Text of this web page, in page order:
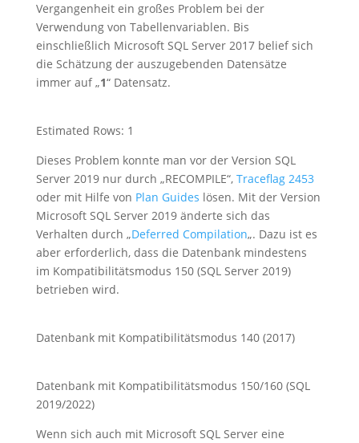
Vergangenheit ein großes Problem bei der
Verwendung von Tabellenvariablen. Bis
einschließlich Microsoft SQL Server 2017 belief sich
die Schätzung der auszugebenden Datensätze
immer auf „1“ Datensatz.
Estimated Rows: 1
Dieses Problem konnte man vor der Version SQL
Server 2019 nur durch „RECOMPILE“, Traceflag2453
oder mit Hilfe von Plan Guides lösen. Mit der Version
Microsoft SQL Server 2019 änderte sich das
Verhalten durch „Deferred Compilation„. Dazu ist es
aber erforderlich, dass die Datenbank mindestens
im Kompatibilitätsmodus 150 (SQL Server 2019)
betrieben wird.
Datenbank mit Kompatibilitätsmodus 140 (2017)
Datenbank mit Kompatibilitätsmodus 150/160 (SQL
2019/2022)
Wenn sich auch mit Microsoft SQL Server eine